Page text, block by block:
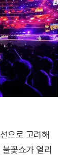
으로 고려해
꽃쇼가 열리